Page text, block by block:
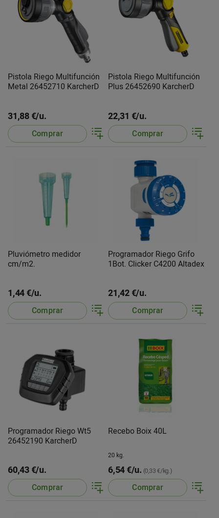
Pistola Riego Multifunción
Metal 26452710 KarcherD
31,88 €/u.
Comprar
Pistola Riego Multifunción
Plus 26452690 KarcherD
22,31 €/u.
Comprar
Pluviómetro medidor
cm/m2.
1,44 €/u.
Comprar
Programador Riego Grifo
1Bot. Clicker C4200 Altadex
21,42 €/u.
Comprar
Programador Riego Wt5
26452190 KarcherD
60,43 €/u.
Comprar
Recebo Boix 40L
20 kg.
6,54 €/u. (0,33 €/kg.)
Comprar